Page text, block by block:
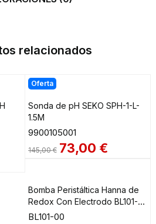
relacionados
Oferta
Sonda de pH SEKO SPH-1-L-
1.5M
9900105001
145,00€ 73,00 €
Bomba Peristáltica Hanna de
Redox Con Electrodo BL101-
00
BL101-00